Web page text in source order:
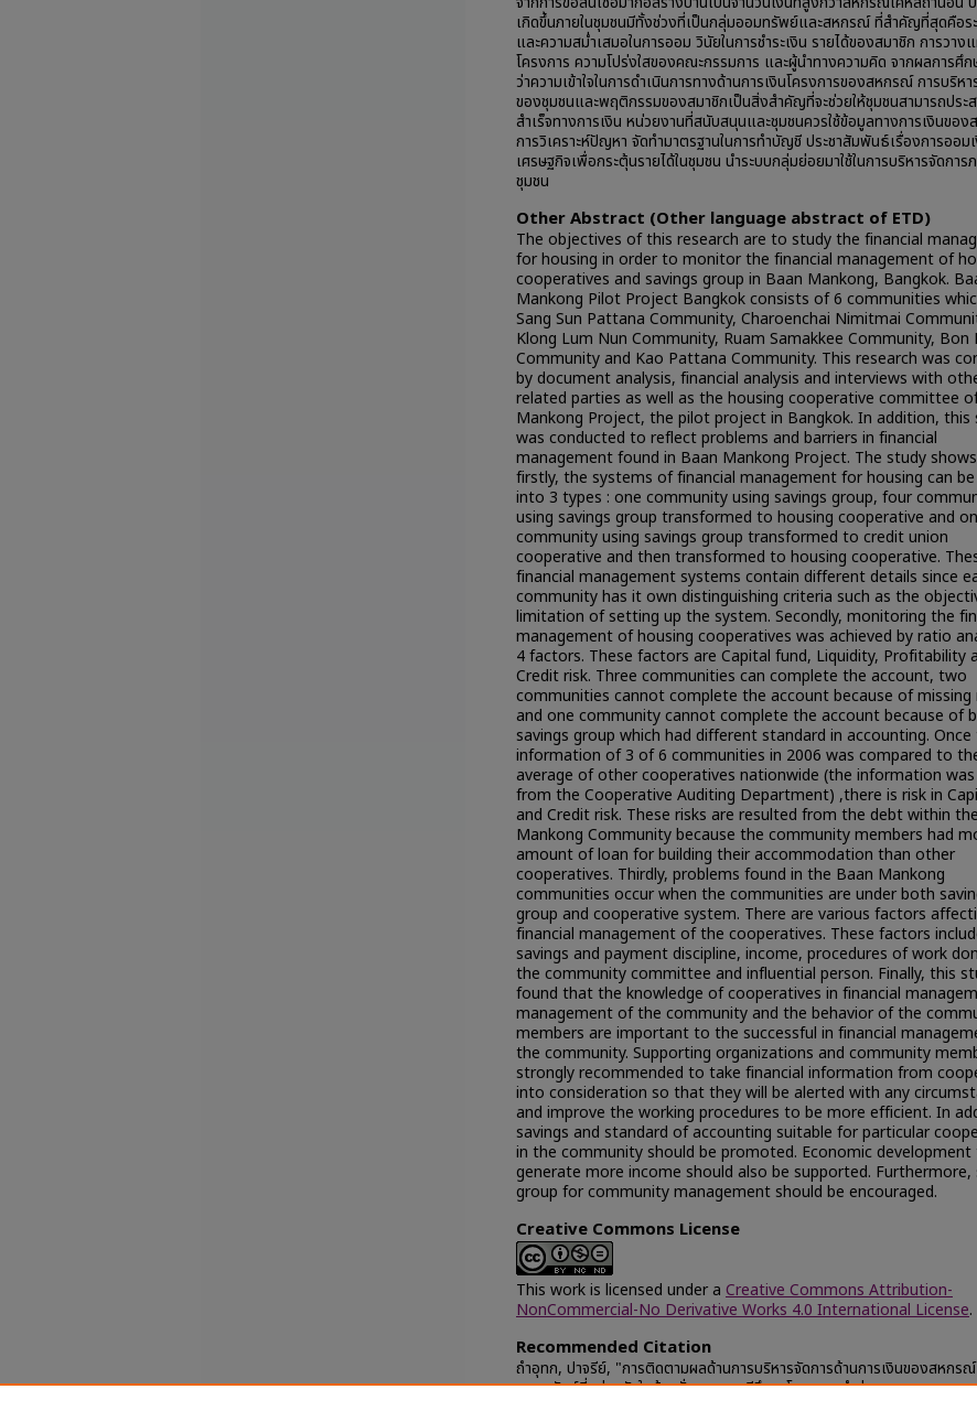
เกิดขึ้นภายในชุมชนมีทั้งช่วงที่เป็นกลุ่มออมทรัพย์และสหกรณ์ ที่สำคัญที่สุดคือระ
และความสม่ำเสมอในการออม วินัยในการชำระเงิน รายได้ของสมาชิก การวาง
โครงการ ความโปร่งใสของคณะกรรมการ และผู้นำทางความคิด จากผลการศึก
ว่าความเข้าใจในการดำเนินการทางด้านการเงินโครงการของสหกรณ์ การบริหา
ของชุมชนและพฤติกรรมของสมาชิกเป็นสิ่งสำคัญที่จะช่วยให้ชุมชนสามารถประ
สำเร็จทางการเงิน หน่วยงานที่สนับสนุนและชุมชนควรใช้ข้อมูลทางการเงินขอ
การวิเคราะห์ปัญหา จัดทำมาตรฐานในการทำบัญชี ประชาสัมพันธ์เรื่องการออม
เศรษฐกิจเพื่อกระตุ้นรายได้ในชุมชน นำระบบกลุ่มย่อยมาใช้ในการบริหารจัดการ
ชุมชน
Other Abstract (Other language abstract of ETD)
The objectives of this research are to study the financial
for housing in order to monitor the financial management of
cooperatives and savings group in Baan Mankong, Bangkok.
Mankong Pilot Project Bangkok consists of 6 communities
Sang Sun Pattana Community, Charoenchai Nimitmai
Klong Lum Nun Community, Ruam Samakkee Community, Bon
Community and Kao Pattana Community. This research was
by document analysis, financial analysis and interviews with
related parties as well as the housing cooperative committee
Mankong Project, the pilot project in Bangkok. In addition, this
was conducted to reflect problems and barriers in financial
management found in Baan Mankong Project. The study
firstly, the systems of financial management for housing can be
into 3 types : one community using savings group, four
using savings group transformed to housing cooperative and
community using savings group transformed to credit union
cooperative and then transformed to housing cooperative.
financial management systems contain different details since
community has it own distinguishing criteria such as the
limitation of setting up the system. Secondly, monitoring the
management of housing cooperatives was achieved by ratio
4 factors. These factors are Capital fund, Liquidity, Profitability
Credit risk. Three communities can complete the account, two
communities cannot complete the account because of missing
and one community cannot complete the account because of
savings group which had different standard in accounting. Once
information of 3 of 6 communities in 2006 was compared to
average of other cooperatives nationwide (the information was
from the Cooperative Auditing Department) ,there is risk in
and Credit risk. These risks are resulted from the debt within
Mankong Community because the community members had
amount of loan for building their accommodation than other
cooperatives. Thirdly, problems found in the Baan Mankong
communities occur when the communities are under both
group and cooperative system. There are various factors
financial management of the cooperatives. These factors
savings and payment discipline, income, procedures of work
the community committee and influential person. Finally, this
found that the knowledge of cooperatives in financial
management of the community and the behavior of the
members are important to the successful in financial
the community. Supporting organizations and community
strongly recommended to take financial information from
into consideration so that they will be alerted with any
and improve the working procedures to be more efficient. In
savings and standard of accounting suitable for particular
in the community should be promoted. Economic development
generate more income should also be supported. Furthermore,
group for community management should be encouraged.
Creative Commons License
This work is licensed under a Creative Commons Attribution-
NonCommercial-No Derivative Works 4.0 International License.
Recommended Citation
ถำอุทก, ปาจรีย์, "การติดตามผลด้านการบริหารจัดการด้านการเงินของสหกร
ออมทรัพย์ที่อยู่อาศัยในบ้านมั่นคง : กรณีศึกษาโครงการนำร่อง กรุงเทพมหาน